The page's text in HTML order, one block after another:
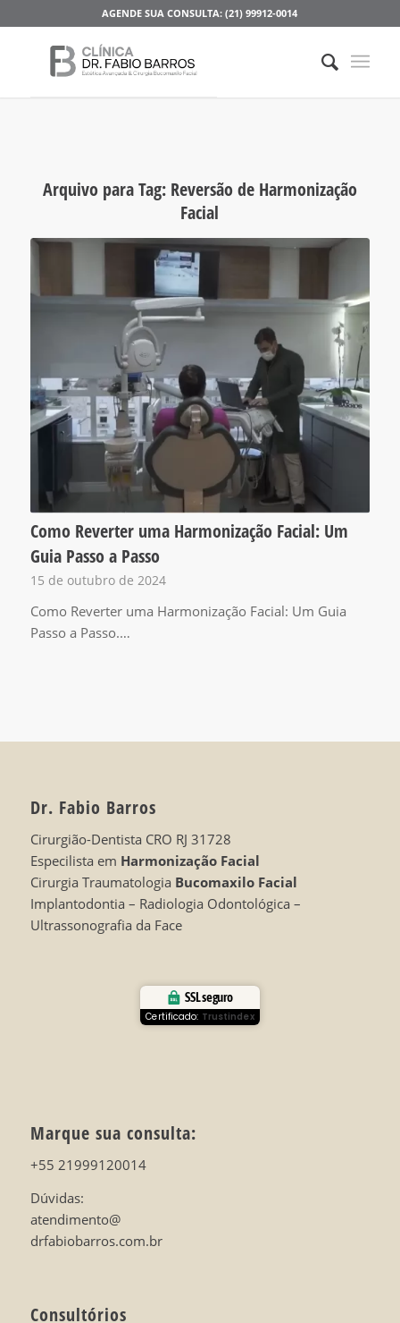
AGENDE SUA CONSULTA: (21) 99912-0014
Arquivo para Tag: Reversão de Harmonização
Facial
Como Reverter uma Harmonização Facial: Um
Guia Passo a Passo
15 de outubro de 2024
Como Reverter uma Harmonização Facial: Um Guia
Passo a Passo.…
Dr. Fabio Barros
Cirurgião-Dentista CRO RJ 31728
Especilista em Harmonização Facial
Cirurgia Traumatologia Bucomaxilo Facial
Implantodontia – Radiologia Odontológica –
Ultrassonografia da Face
SSL seguro
Certificado: Trustindex
Marque sua consulta:
+55 21999120014
Dúvidas:
atendimento@
drfabiobarros.com.br
Consultórios